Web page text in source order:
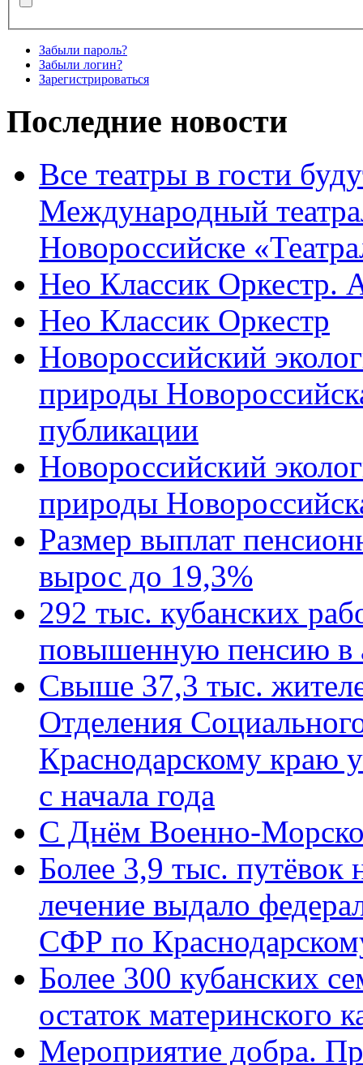
Забыли пароль?
Забыли логин?
Зарегистрироваться
Последние новости
Все театры в гости
Международный
Новороссийске
Нео Классик Оркестр.
Нео Классик Оркестр
Новороссийский
природы
публикации
Новороссийский
природы
Размер выплат
вырос до 19,3%
292 тыс. кубанских
повышенную пенсию в
Свыше 37,3 тыс.
Отделения
Краснодарскому краю
с начала года
C Днём Военно-
Более 3,9 тыс. путёвок
лечение выдало
СФР по
Более 300 кубанских
остаток материнского
Мероприятие добра.